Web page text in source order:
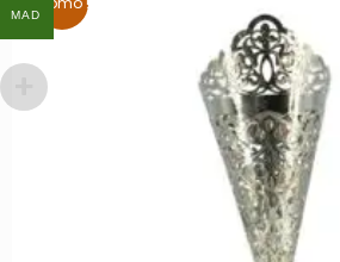
MAD
MAD